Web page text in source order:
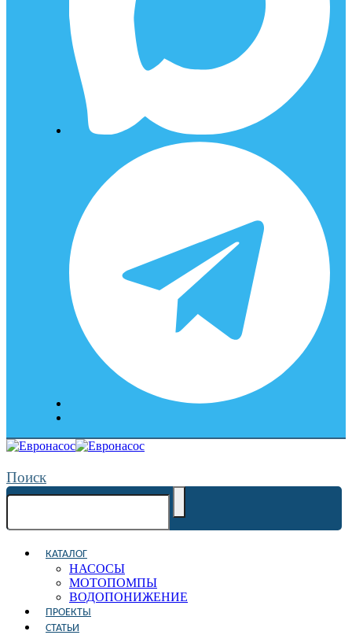
Поиск
КАТАЛОГ
НАСОСЫ
МОТОПОМПЫ
ВОДОПОНИЖЕНИЕ
ПРОЕКТЫ
СТАТЬИ